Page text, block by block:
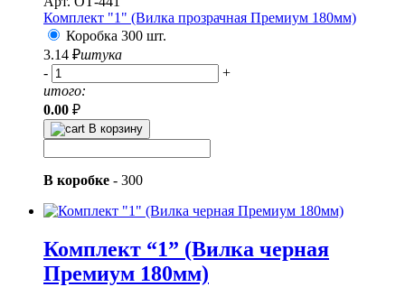
Комплект "1" (Вилка прозрачная Премиум 180мм)
Коробка 300 шт.
3.14 ₽штука
-
+
итого:
0.00 ₽
В корзину
В коробке - 300
Комплект “1” (Вилка черная
Премиум 180мм)